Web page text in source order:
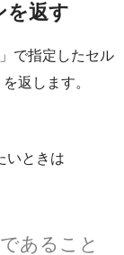
を返す
で指定したセル
返します。
いときは
あること